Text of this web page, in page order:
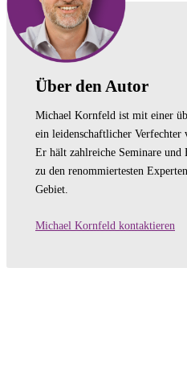
Über den Autor
Michael Kornfeld ist mit einer
ein leidenschaftlicher
Er hält zahlreiche Seminare und
zu den renommiertesten
Gebiet.
Michael Kornfeld kontaktieren